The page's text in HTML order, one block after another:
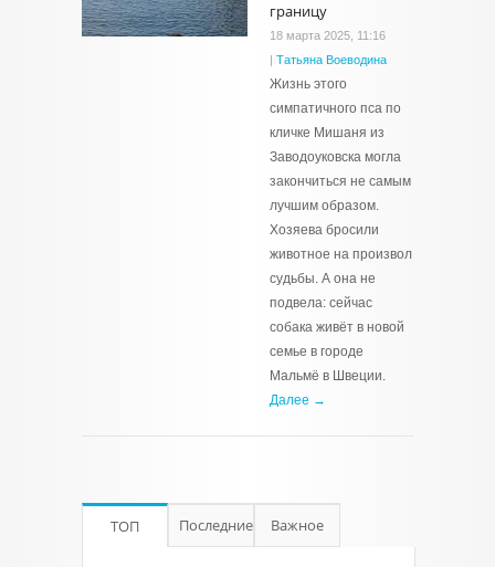
границу
18 марта 2025, 11:16
| Татьяна Воеводина
Жизнь этого
симпатичного пса по
кличке Мишаня из
Заводоуковска могла
закончиться не самым
лучшим образом.
Хозяева бросили
животное на произвол
судьбы. А она не
подвела: сейчас
собака живёт в новой
семье в городе
Мальмё в Швеции.
Далее →
ТОП Последние Важное